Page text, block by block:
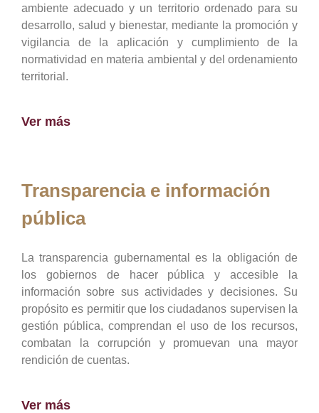
ambiente adecuado y un territorio ordenado para su
desarrollo, salud y bienestar, mediante la promoción y
vigilancia de la aplicación y cumplimiento de la
normatividad en materia ambiental y del ordenamiento
territorial.
Ver más
Transparencia e información
pública
La transparencia gubernamental es la obligación de
los gobiernos de hacer pública y accesible la
información sobre sus actividades y decisiones. Su
propósito es permitir que los ciudadanos supervisen la
gestión pública, comprendan el uso de los recursos,
combatan la corrupción y promuevan una mayor
rendición de cuentas.
Ver más